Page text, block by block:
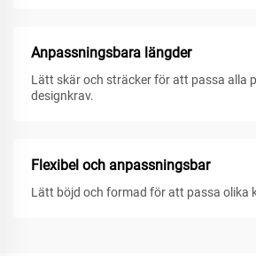
Anpassningsbara längder
Lätt skär och sträcker för att passa alla
designkrav.
Flexibel och anpassningsbar
Lätt böjd och formad för att passa olika